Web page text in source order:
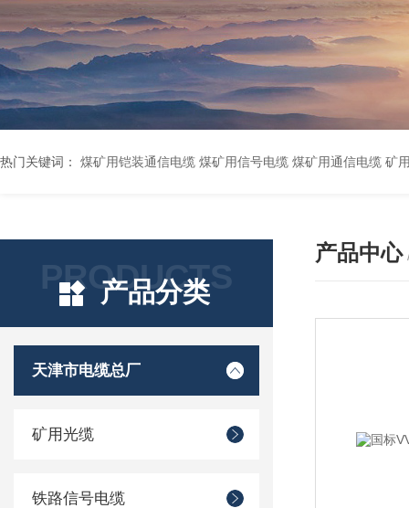
热门关键词： 煤矿用铠装通信电缆 煤矿用信号电缆 煤矿用通信电缆 矿用阻燃通信电缆 矿用监控电缆 矿用通信电缆 橡套软电缆YZ-3*1.5+1 YCW橡胶电缆3*10+1*6 船用橡套软电缆CEFR-3*2.5 煤矿用移动橡套软电缆MY3*4+1*4
PRODUCTS
产品分类
天津市电缆总厂
矿用光缆
铁路信号电缆
产品中心